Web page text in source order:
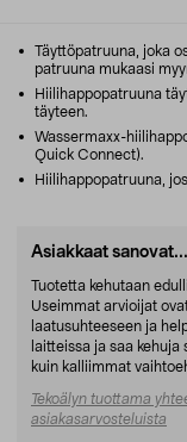
Täyttöpatruuna, joka
patruuna mukaasi
Hiilihappopatruuna
täyteen.
Wassermaxx-
Quick Connect).
Hiilihappopatruuna,
Asiakkaat sanovat...
Tuotetta kehutaan
Useimmat arvioijat
laatusuhteeseen ja
laitteissa ja saa
kuin kalliimmat
Tekoälyn tuottama
asiakasarvosteluista